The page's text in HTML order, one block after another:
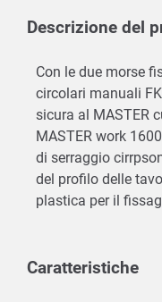
Descrizione del
Con le due morse
circolari manuali
sicura al MASTER
MASTER work
di serraggio
del profilo delle
plastica per il
Caratteristiche